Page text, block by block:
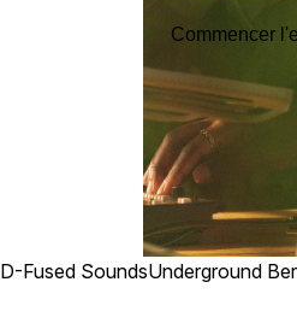
Commencer
D-Fused SoundsUnderground